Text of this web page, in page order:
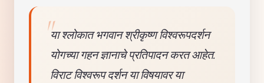
या श्लोकात भगवान श्रीकृष्ण विश्वरूपदर्शन
योगच्या गहन ज्ञानाचे प्रतिपादन करत आहेत.
विराट विश्वरूप दर्शन या विषयावर या